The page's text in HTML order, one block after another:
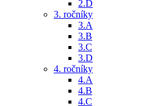
2.D
3. ročníky
3.A
3.B
3.C
3.D
4. ročníky
4.A
4.B
4.C